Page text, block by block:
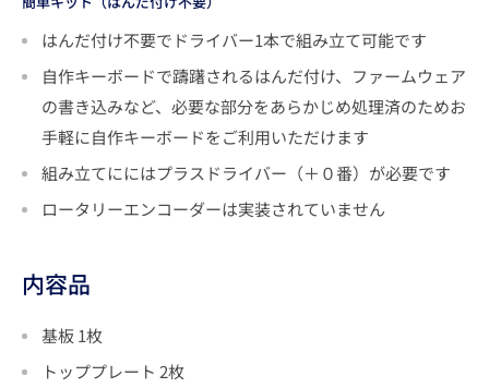
はんだ付け不要でドライバー1本で組み立て可能です
自作キーボードで躊躇されるはんだ付け、 ファームウェア
の書き込みなど、必要な部分をあらかじめ処理済のためお
手軽に自作キーボードをご利用いただけます
組み立てににはプラスドライバー（＋０番）が必要です
ロータリーエンコーダーは実装されていません
内容品
基板 1枚
トッププレート 2枚